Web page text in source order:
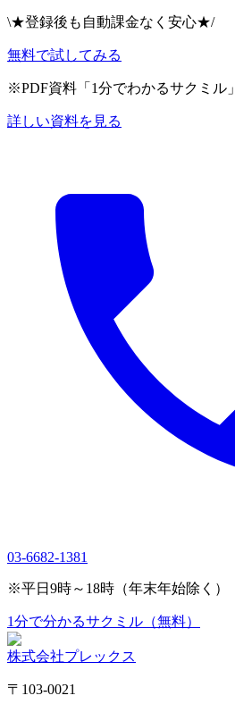
\★登録後も自動課金なく安心★/
無料で試してみる
※PDF資料「1分でわかるサクミル」
詳しい資料を見る
03-6682-1381
※平日9時～18時（年末年始除く）
1分で分かるサクミル（無料）
株式会社プレックス
〒103-0021